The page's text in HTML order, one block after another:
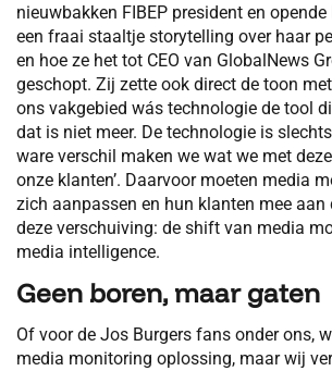
nieuwbakken FIBEP president en
een fraai staaltje storytelling over haar
en hoe ze het tot CEO van GlobalNews
geschopt. Zij zette ook direct de toon
ons vakgebied wás technologie de tool
dat is niet meer. De technologie is
ware verschil maken we wat we met
onze klanten’. Daarvoor moeten media
zich aanpassen en hun klanten mee aan
deze verschuiving: de shift van media
media intelligence.
Geen boren, maar gaten
Of voor de Jos Burgers fans onder ons,
media monitoring oplossing, maar wij